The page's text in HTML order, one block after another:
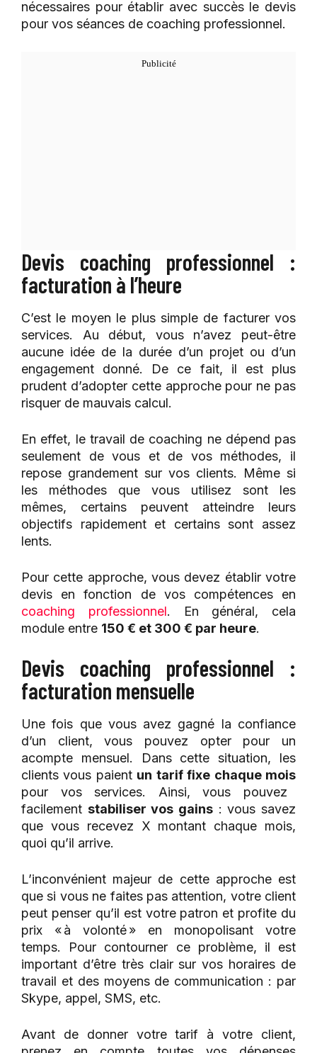
nécessaires pour établir avec succès le devis
pour vos séances de coaching professionnel.
Devis coaching professionnel :
facturation à l’heure
C’est le moyen le plus simple de facturer vos
services. Au début, vous n’avez peut-être
aucune idée de la durée d’un projet ou d’un
engagement donné. De ce fait, il est plus
prudent d’adopter cette approche pour ne pas
risquer de mauvais calcul.
En effet, le travail de coaching ne dépend pas
seulement de vous et de vos méthodes, il
repose grandement sur vos clients. Même si
les méthodes que vous utilisez sont les
mêmes, certains peuvent atteindre leurs
objectifs rapidement et certains sont assez
lents.
Pour cette approche, vous devez établir votre
devis en fonction de vos compétences en
coaching professionnel. En général, cela
module entre 150 € et 300 € par heure.
Devis coaching professionnel :
facturation mensuelle
Une fois que vous avez gagné la confiance
d’un client, vous pouvez opter pour un
acompte mensuel.
Dans cette situation, les
clients vous paient un tarif fixe chaque mois
pour vos services. Ainsi, vous pouvez
facilement stabiliser vos gains : vous savez
que vous recevez X montant chaque mois,
quoi qu’il arrive.
L’inconvénient majeur de cette approche est
que si vous ne faites pas attention, votre client
peut penser qu’il est votre patron et profite du
prix « à volonté » en monopolisant votre
temps. Pour contourner ce problème, il est
important d’être très clair sur vos horaires de
travail et des moyens de communication : par
Skype, appel, SMS, etc.
Avant de donner votre tarif à votre client,